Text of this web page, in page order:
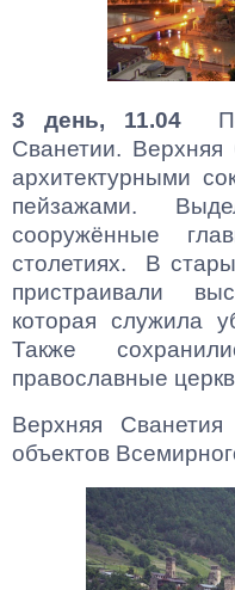
3 день, 11.04
Сванетии. Верхняя
архитектурными
пейзажами.
сооружённые
столетиях. В
пристраивали
которая служила
Также
православные
Верхняя
объектов